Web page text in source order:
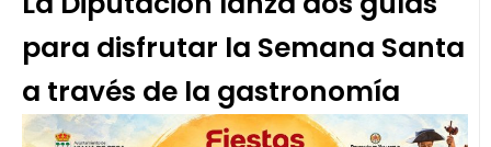
para disfrutar la Semana Santa
a través de la gastronomía